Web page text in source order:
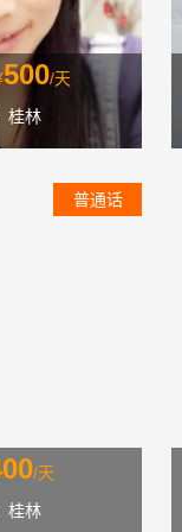
500/天
桂林
普通话
/天
桂林